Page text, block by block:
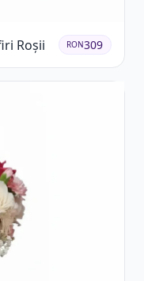
Roșii RON309